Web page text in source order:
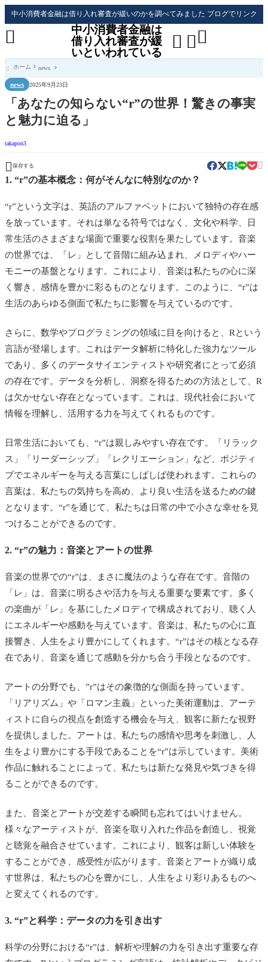
中小消費者金融は借り入れ審査が緩いのかを調べてみました ブログでリンク
中小消費者金融は
借り入れ審査が緩
いといわれている
 

 ホーム news
news 2025年9月23日
「あなたの知らない“r”の世界！驚きの事実
と魅力に迫る」
takapon3
 保存する 
1. “r”の基本概念：何がそんなに特別なのか？
“r”という文字は、英語のアルファベットにおいて独特の存在感
を放っています。それは単なる符号ではなく、文化や科学、日
常生活のさまざまな場面で重要な役割を果たしています。音楽
の世界では、「レ」として音階に組み込まれ、メロディやハー
モニーの基盤となります。これにより、音楽は私たちの心に深
く響き、感情を豊かに彩るものとなります。このように、“r”は
生活のあらゆる側面で私たちに影響を与えているのです。
さらに、数学やプログラミングの領域に目を向けると、Rという
言語が登場します。これはデータ解析に特化した強力なツール
であり、多くのデータサイエンティストや研究者にとって必須
の存在です。データを分析し、洞察を得るための方法として、R
は欠かせない存在となっています。これは、現代社会において
情報を理解し、活用する力を与えてくれるものです。
日常生活においても、“r”は親しみやすい存在です。「リラック
ス」「リーダーシップ」「レクリエーション」など、ポジティ
ブでエネルギーを与える言葉にしばしば使われます。これらの
言葉は、私たちの気持ちを高め、より良い生活を送るための鍵
となります。“r”を通じて、私たちは日常の中で小さな幸せを見
つけることができるのです。
2. “r”の魅力：音楽とアートの世界
音楽の世界での“r”は、まさに魔法のような存在です。音階の
「レ」は、音楽に明るさや活力を与える重要な要素です。多く
の楽曲が「レ」を基にしたメロディで構成されており、聴く人
にエネルギーや感動を与えています。音楽は、私たちの心に直
接響き、人生をより豊かにしてくれます。“r”はその核となる存
在であり、音楽を通じて感動を分かち合う手段となるのです。
アートの分野でも、”r”はその象徴的な側面を持っています。
「リアリズム」や「ロマン主義」といった美術運動は、アーテ
ィストに自らの視点を創造する機会を与え、観客に新たな視野
を提供しました。アートは、私たちの感情や思考を刺激し、人
生をより豊かにする手段であることを“r”は示しています。美術
作品に触れることによって、私たちは新たな発見や気づきを得
ることができるのです。
また、音楽とアートが交差する瞬間も忘れてはいけません。
様々なアーティストが、音楽を取り入れた作品を創造し、視覚
と聴覚を融合させています。これにより、観客は新しい体験を
することができ、感受性が広がります。音楽とアートが織り成
す世界は、私たちの心を豊かにし、人生をより彩りあるものへ
と変えてくれるのです。
3. “r”と科学：データの力を引き出す
科学の分野における“r”は、解析や理解の力を引き出す重要な存